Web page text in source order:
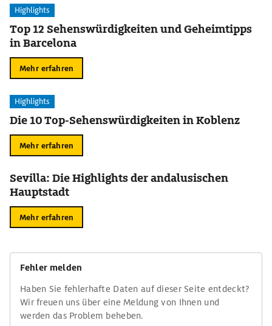
Highlights
Top 12 Sehenswürdigkeiten und Geheimtipps
in Barcelona
Mehr erfahren
Highlights
Die 10 Top-Sehenswürdigkeiten in Koblenz
Mehr erfahren
Sevilla: Die Highlights der andalusischen
Hauptstadt
Mehr erfahren
Fehler melden
Haben Sie fehlerhafte Daten auf dieser Seite entdeckt?
Wir freuen uns über eine Meldung von Ihnen und
werden das Problem beheben.